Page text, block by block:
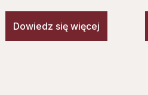
Dowiedz się więcej